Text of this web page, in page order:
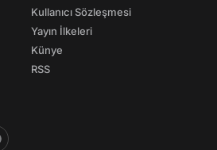
Kullanıcı Sözleşmesi
Yayın İlkeleri
Künye
RSS